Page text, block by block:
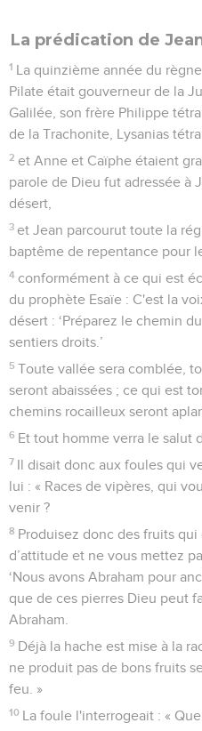
La prédication de
1 La quinzième année du
Pilate était gouverneur de la
Galilée, son frère Philippe
de la Trachonite, Lysanias
2 et Anne et Caïphe étaient
parole de Dieu fut adressée à
désert,
3 et Jean parcourut toute la
baptême de repentance pour
4 conformément à ce qui est
du prophète Esaïe : C'est la
désert : ‘Préparez le chemin
sentiers droits.’
5 Toute vallée sera comblée,
seront abaissées ; ce qui est
chemins rocailleux seront
6 Et tout homme verra le salut
7 Il disait donc aux foules qui
lui : « Races de vipères, qui
venir ?
8 Produisez donc des fruits
d’attitude et ne vous mettez
‘Nous avons Abraham pour
que de ces pierres Dieu peut
Abraham.
9 Déjà la hache est mise à la
ne produit pas de bons fruits
feu. »
10 La foule l'interrogeait : «